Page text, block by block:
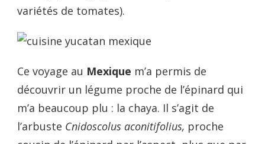
variétés de tomates).
Ce voyage au Mexique m’a permis de
découvrir un légume proche de l’épinard qui
m’a beaucoup plu : la chaya. Il s’agit de
l’arbuste Cnidoscolus aconitifolius, proche